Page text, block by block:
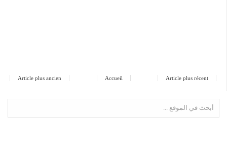
Article plus récent
Article plus ancien Accueil